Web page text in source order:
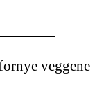
veggene